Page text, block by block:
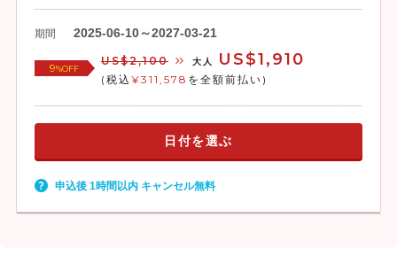
期間 2025-06-10～2027-03-21
9%OFF
US$2,100 大人 US$1,910
(税込 ¥311,578 を全額前払い)
日付を選ぶ
申込後 1時間以内 キャンセル無料